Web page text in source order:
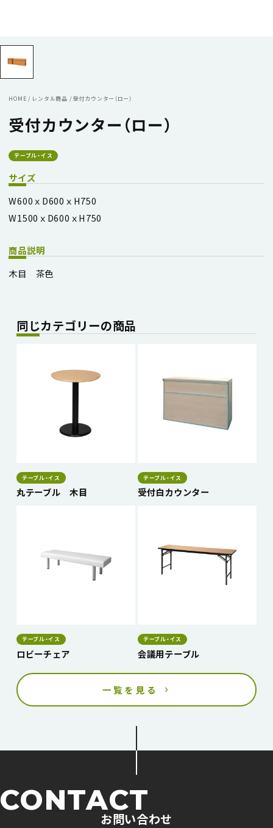
HOME / レンタル商品 /受付カウンター（ロー）
受付カウンター（ロー）
テーブル・イス
サイズ
W600ｘD600ｘH750
W1500ｘD600ｘH750
商品説明
木目 茶色
同じカテゴリーの商品
テーブル・イス
丸テーブル 木目
テーブル・イス
受付白カウンター
テーブル・イス
ロビーチェア
テーブル・イス
会議用テーブル
一覧を見る
CONTACT
お問い合わせ